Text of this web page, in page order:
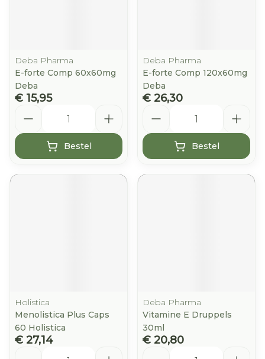
Deba Pharma
E-forte Comp 60x60mg
Deba
€ 15,95
Bestel
Deba Pharma
E-forte Comp 120x60mg
Deba
€ 26,30
Bestel
Holistica
Menolistica Plus Caps
60 Holistica
€ 27,14
Deba Pharma
Vitamine E Druppels
30ml
€ 20,80